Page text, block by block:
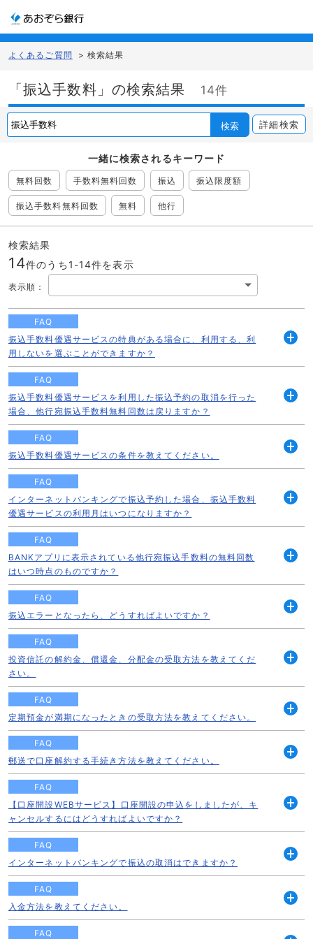
よくあるご質問 > 検索結果
「振込手数料」の検索結果 14件
検索 詳細検索
一緒に検索されるキーワード
無料回数 手数料無料回数 振込 振込限度額
振込手数料無料回数 無料 他行
検索結果
14件のうち1-14件を表示
表示順 ：
FAQ
振込手数料優遇サービスの特典がある場合に、利用する、利
用しないを選ぶことができますか？
く
FAQ
振込手数料優遇サービスを利用した振込予約の取消を行った
場合、他行宛振込手数料無料回数は戻りますか？
く
FAQ
振込手数料優遇サービスの条件を教えてください。
FAQ
インターネットバンキングで振込予約した場合、振込手数料
優遇サービスの利用月はいつになりますか？
く
FAQ
BANKアプリに表示されている他行宛振込手数料の無料回数
はいつ時点のものですか？
く
FAQ
振込エラーとなったら、どうすればよいですか？
FAQ
投資信託の解約金、償還金、分配金の受取方法を教えてくだ
さい。
く
FAQ
定期預金が満期になったときの受取方法を教えてください。
FAQ
郵送で口座解約する手続き方法を教えてください。
FAQ
【口座開設WEBサービス】口座開設の申込をしましたが、キ
ャンセルするにはどうすればよいですか？
く
FAQ
インターネットバンキングで振込の取消はできますか？
FAQ
入金方法を教えてください。
FAQ